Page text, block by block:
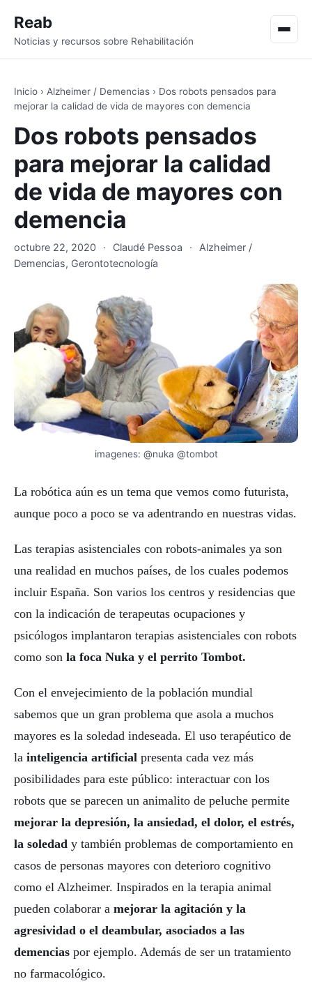
Reab
Noticias y recursos sobre Rehabilitación
Inicio › Alzheimer / Demencias › Dos robots pensados para
mejorar la calidad de vida de mayores con demencia
Dos robots pensados
para mejorar la calidad
de vida de mayores con
demencia
octubre 22, 2020 · Claudé Pessoa ·
Alzheimer /
Demencias, Gerontotecnología
imagenes: @nuka @tombot
La robótica aún es un tema que vemos como futurista,
aunque poco a poco se va adentrando en nuestras vidas.
Las terapias asistenciales con robots-animales ya son
una realidad en muchos países, de los cuales podemos
incluir España. Son varios los centros y residencias que
con la indicación de terapeutas ocupaciones y
psicólogos implantaron terapias asistenciales con robots
como son la foca Nuka y el perrito Tombot.
Con el envejecimiento de la población mundial
sabemos que un gran problema que asola a muchos
mayores es la soledad indeseada. El uso terapéutico de
la inteligencia artificial presenta cada vez más
posibilidades para este público: interactuar con los
robots que se parecen un animalito de peluche permite
mejorar la depresión, la ansiedad, el dolor, el estrés,
la soledad y también problemas de comportamiento en
casos de personas mayores con deterioro cognitivo
como el Alzheimer. Inspirados en la terapia animal
pueden colaborar a mejorar la agitación y la
agresividad o el deambular, asociados a las
demencias por ejemplo. Además de ser un tratamiento
no farmacológico.